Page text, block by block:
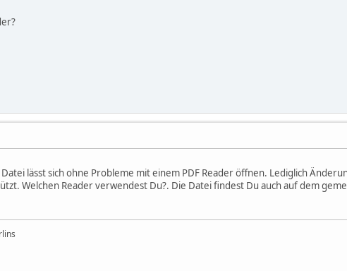
lässt sich ohne Probleme mit einem PDF Reader öffnen. Lediglich
Welchen Reader verwendest Du?. Die Datei findest Du auch auf dem